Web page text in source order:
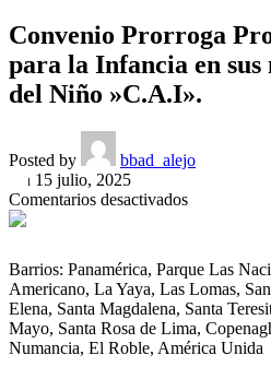
Convenio Prorroga
para la Infancia en sus
del Niño »C.A.I».
Posted by
bbad_alejo
On 15 julio, 2025
Comentarios desactivadosen
Desarrollo
para
la
Infancia
en
Barrios: Panamérica, Parque Las
Americano, La Yaya, Las Lomas,
Elena, Santa Magdalena, Santa
Mayo, Santa Rosa de Lima,
Numancia, El Roble, América Unida